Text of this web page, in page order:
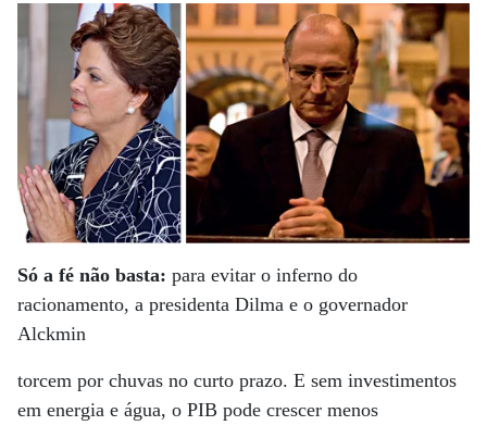
Só a fé não basta: para evitar o inferno do
racionamento, a presidenta Dilma e o governador
Alckmin
torcem por chuvas no curto prazo. E sem investimentos
em energia e água, o PIB pode crescer menos